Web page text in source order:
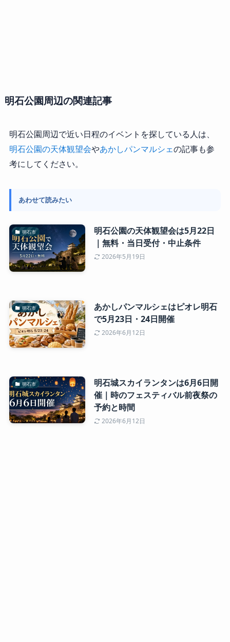
明石公園周辺の関連記事
明石公園周辺で近い日程のイベントを探している人は、
明石公園の天体観望会やあかしパンマルシェの記事も参
考にしてください。
あわせて読みたい
明石市
明石公園の天体観望会は5月22日
｜無料・当日受付・中止条件
2026年5月19日
明石市
あかしパンマルシェはピオレ明石
で5月23日・24日開催
2026年6月12日
明石市
明石城スカイランタンは6月6日開
催｜時のフェスティバル前夜祭の
予約と時間
2026年6月12日